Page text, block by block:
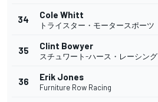
34 Cole Whitt
トライスター・モータースポーツ
35 Clint Bowyer
スチュワート-ハース・レーシング
36 Erik Jones
Furniture Row Racing